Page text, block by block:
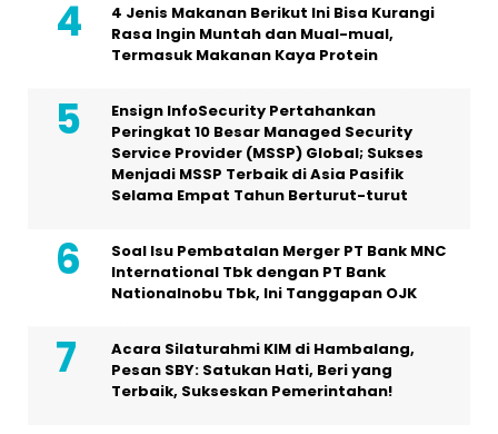
4 Jenis Makanan Berikut Ini Bisa Kurangi
Rasa Ingin Muntah dan Mual-mual,
Termasuk Makanan Kaya Protein
Ensign InfoSecurity Pertahankan
Peringkat 10 Besar Managed Security
Service Provider (MSSP) Global; Sukses
Menjadi MSSP Terbaik di Asia Pasifik
Selama Empat Tahun Berturut-turut
Soal Isu Pembatalan Merger PT Bank MNC
International Tbk dengan PT Bank
Nationalnobu Tbk, Ini Tanggapan OJK
Acara Silaturahmi KIM di Hambalang,
Pesan SBY: Satukan Hati, Beri yang
Terbaik, Sukseskan Pemerintahan!